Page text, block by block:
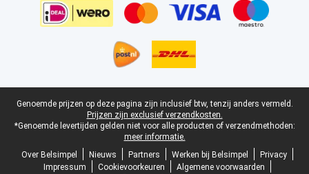
Juridische voettekst
Genoemde prijzen op deze pagina zijn inclusief btw, tenzij anders vermeld.
Prijzen zijn exclusief verzendkosten.
*Genoemde levertijden gelden niet voor alle producten of verzendmethoden:
meer informatie.
Over Belsimpel
Nieuws Partners Werken bij Belsimpel
Privacy
Impressum
Cookievoorkeuren
Algemene voorwaarden